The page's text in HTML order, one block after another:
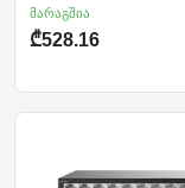
მარაგშია
₾528.16